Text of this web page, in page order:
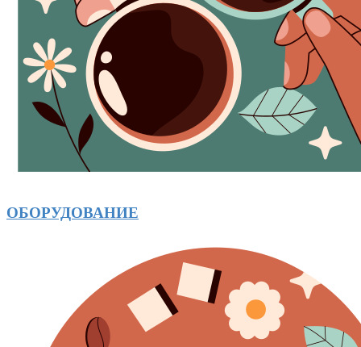
ОБОРУДОВАНИЕ